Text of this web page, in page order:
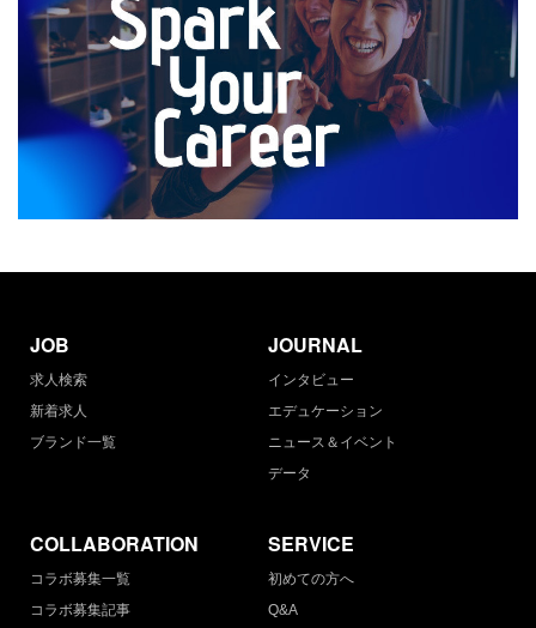
JOB
求人検索
新着求人
ブランド一覧
JOURNAL
インタビュー
エデュケーション
ニュース＆イベント
データ
COLLABORATION
コラボ募集一覧
コラボ募集記事
SERVICE
初めての方へ
Q&A